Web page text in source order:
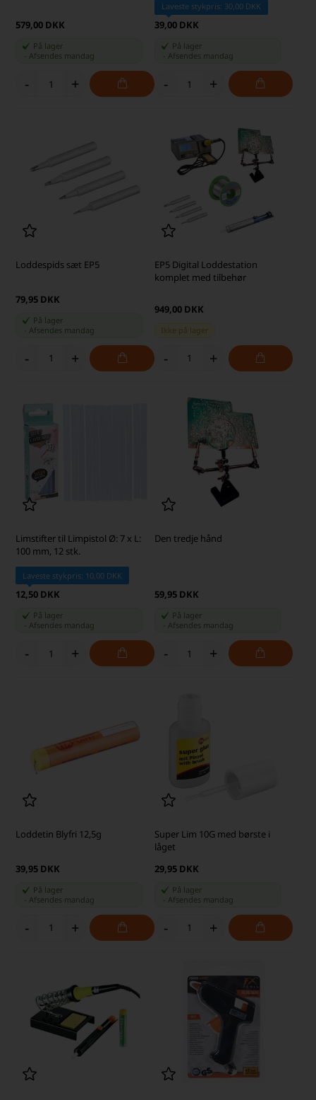
579,00 DKK
På lager
-Afsendes mandag
- +
Laveste stykpris: 30,00 DKK
39,00 DKK
På lager
Afsendes mandag
- +
Loddespids sæt EP5
79,95 DKK
På lager
Afsendes mandag
- +
EP5 Digital Loddestation
komplet med tilbehør
949,00 DKK
Ikke på lager
- +
Limstifter til Limpistol Ø: 7 x L:
100 mm, 12 stk.
Laveste stykpris: 10,00 DKK
12,50 DKK
På lager
-Afsendes mandag
- +
Den tredje hånd
59,95 DKK
På lager
Afsendes mandag
- +
Loddetin Blyfri 12,5g
39,95 DKK
På lager
Afsendes mandag
- +
Super Lim 10G med børste i
låget
29,95 DKK
På lager
Afsendes mandag
- +